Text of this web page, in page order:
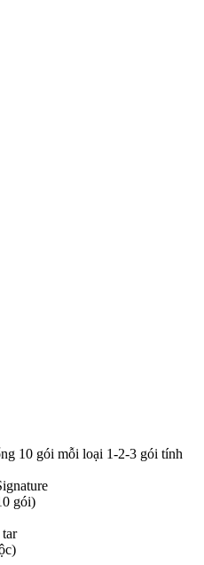
10 gói mỗi loại 1-2-3 gói tính
gói)